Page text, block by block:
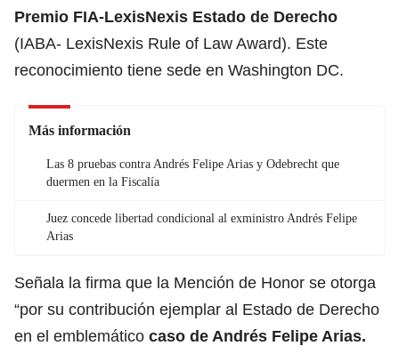
Premio FIA-LexisNexis Estado de Derecho
(IABA- LexisNexis Rule of Law Award). Este
reconocimiento tiene sede en Washington DC.
Más información
Las 8 pruebas contra Andrés Felipe Arias y Odebrecht que
duermen en la Fiscalía
Juez concede libertad condicional al exministro Andrés Felipe
Arias
Señala la firma que la Mención de Honor se otorga
“por su contribución ejemplar al Estado de Derecho
en el emblemático caso de Andrés Felipe Arias.